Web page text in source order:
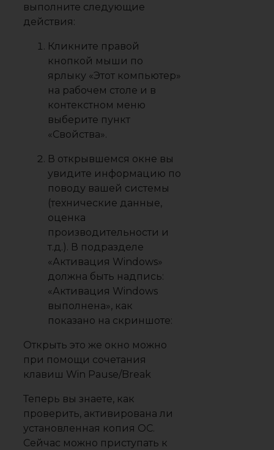
выполните следующие
действия:
Кликните правой
кнопкой мыши по
ярлыку «Этот компьютер»
на рабочем столе и в
контекстном меню
выберите пункт
«Свойства».
В открывшемся окне вы
увидите информацию по
поводу вашей системы
(технические данные,
оценка
производительности и
т.д.). В подразделе
«Активация Windows»
должна быть надпись:
«Активация Windows
выполнена», как
показано на скриншоте:
Открыть это же окно можно
при помощи сочетания
клавиш Win Pause/Break
Теперь вы знаете, как
проверить, активирована ли
установленная копия ОС.
Сейчас можно приступать к